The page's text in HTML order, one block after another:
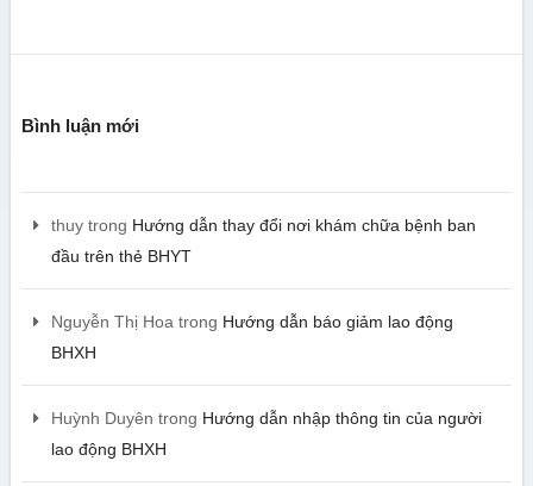
Bình luận mới
thuytrong Hướng dẫn thay đổi nơi khám chữa bệnh ban
đầu trên thẻ BHYT
Nguyễn Thị Hoa trong Hướng dẫn báo giảm lao động
BHXH
Huỳnh Duyên trong Hướng dẫn nhập thông tin của người
lao động BHXH